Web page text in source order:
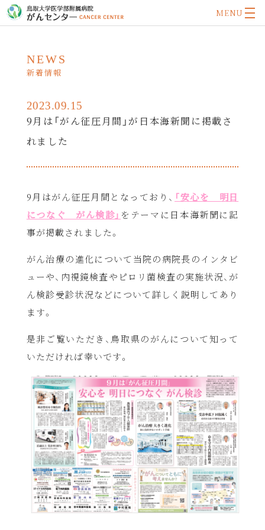
MENU
NEWS
新着情報
2023.09.15
9月は「がん征圧月間」が日本海新聞に掲載さ
れました
9月はがん征圧月間となっており、 「安心を 明日
につなぐ がん検診」 をテーマに日本海新聞に記
事が掲載されました。
がん治療の進化について当院の病院長のインタビ
ューや、内視鏡検査やピロリ菌検査の実施状況、が
ん検診受診状況などについて詳しく説明してあり
ます。
是非ご覧いただき、鳥取県のがんについて知って
いただければ幸いです。